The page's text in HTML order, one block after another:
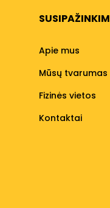
Apie mus
Mūsų tvarumas
Fizinės vietos
Kontaktai